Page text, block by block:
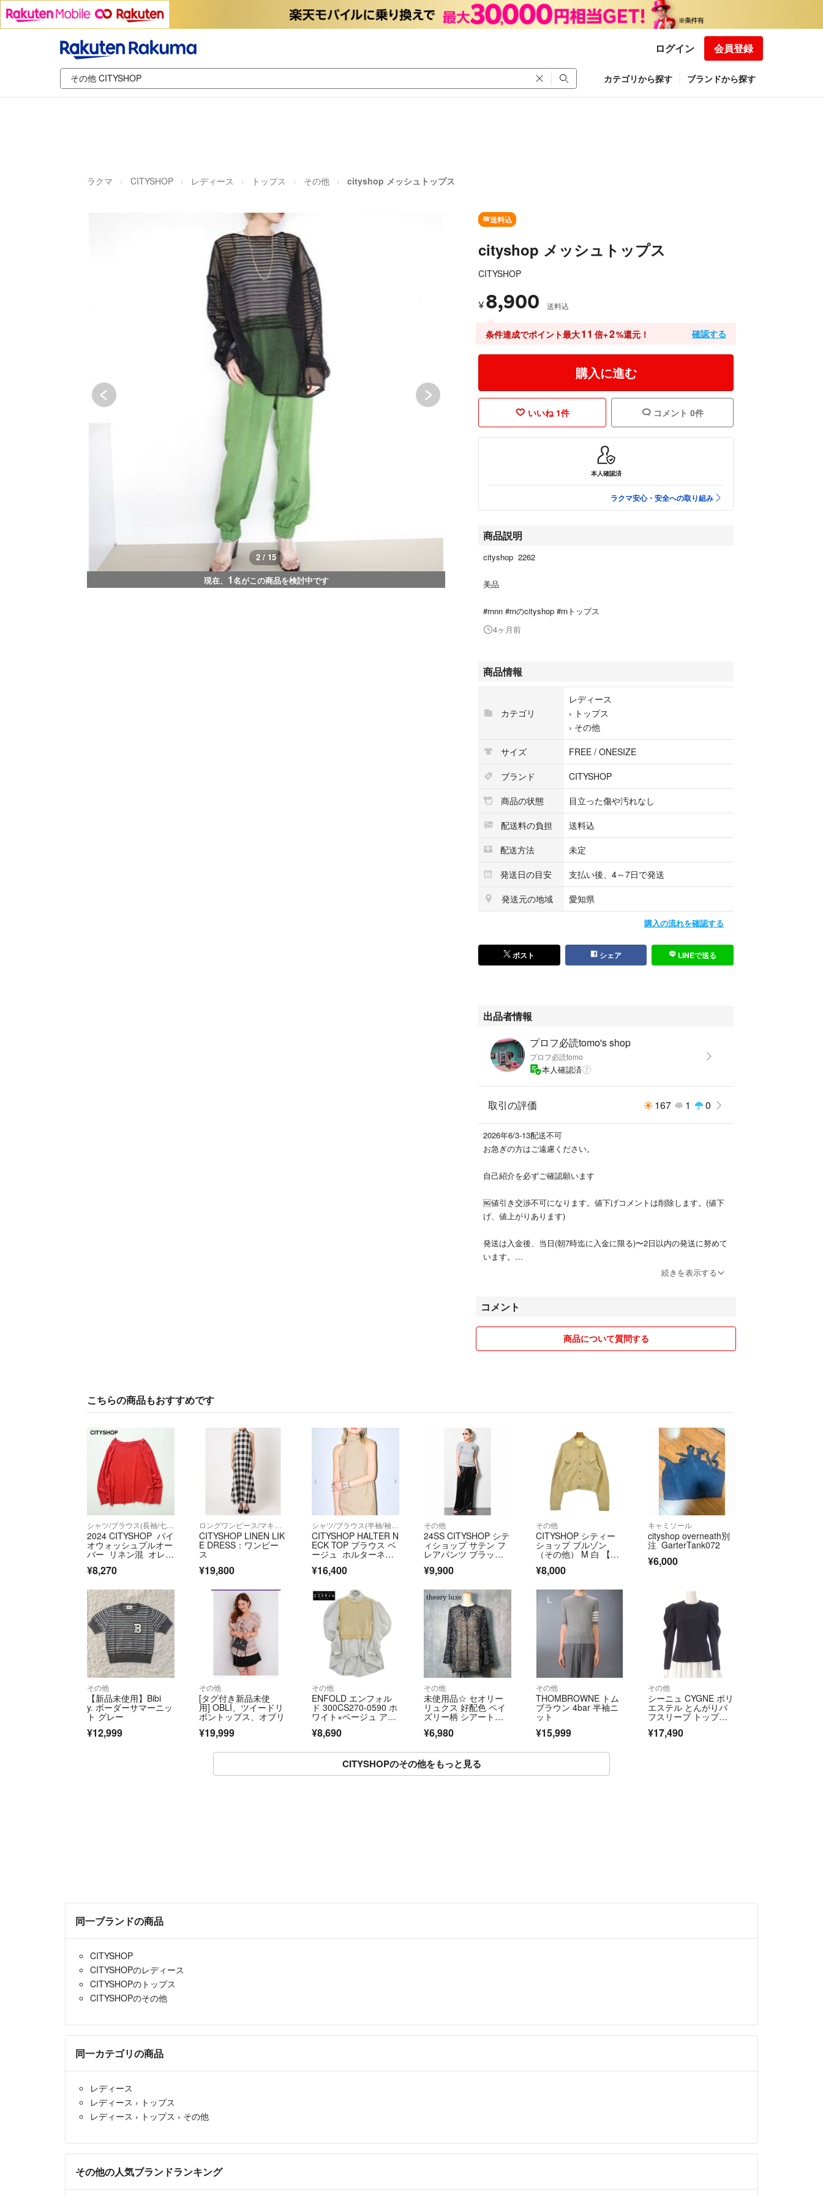
ログイン 会員登録
カテゴリから探す ブランドから探す
ラクマ CITYSHOP レディース トップス その他 cityshop メッシュトップス
2 / 15
現在、 1名がこの商品を検討中です
送料込
cityshop メッシュトップス
CITYSHOP
¥ 8,900 送料込
条件達成でポイント最大11 倍+2%還元！ 確認する
購入に進む
いいね 1件 コメント 0件
本人確認済
ラクマ安心・安全への取り組み
商品説明
cityshop 2262
美品
#rnnn #rnのcityshop #rnトップス
4ヶ月前
商品情報
カテゴリ
レディース
› トップス
› その他
サイズ
FREE / ONESIZE
ブランド
CITYSHOP
商品の状態
目立った傷や汚れなし
配送料の負担
送料込
配送方法
未定
発送日の目安
支払い後、4～7日で発送
発送元の地域
愛知県
購入の流れを確認する
ポスト シェア LINEで送る
出品者情報
プロフ必読tomo's shop
プロフ必読tomo
本人確認済
取引の評価 167 1 0
2026年6/3-13配送不可
お急ぎの方はご遠慮ください。
自己紹介を必ずご確認願います
🆖値引き交渉不可になります。値下げコメントは削除します。(値下
げ、値上がりあります)
発送は入金後、当日(朝7時迄に入金に限る)〜2日以内の発送に努めて
います。
ノークレーム、ノーリターンをご了承頂けました方のみご購入をお願
サイズの多少の誤差はご了承願います。
気づかないヨゴレがある場合がございます、ご了承願います。
自宅保管品につき経年劣化は予めご理解お願い致します。
本文に長期自宅保管と記載の商品は経年劣化がある場合があります、
ます。ご購入後の返品、交換は不可ですので予めご了承ください。
一部商品は遠方保管のため発送には3日〜1週間程かかる場合がござい
ま。
運送事故の場合の責任は負えません。こちらはきちんと発送しており
ます、受取評価をしてもらいます。ご心配な方はプラス料金で宅急便
等に変更致します。その場合ご購入前にコメントをお願いします。
・コメントでやりとりしている途中でも購入してくださる方がみえま
したら、その方が優先になります。
よろしくお願い致します。
続きを表示する
コメント
商品について質問する
こちらの商品もおすすめです
シャツ/ブラウス(長袖/七分)
2024 CITYSHOP バイ
オウォッシュプルオー
バー リネン混 オレン
¥8,270
ロングワンピース/マキシワンピース
CITYSHOP LINEN LIK
E DRESS：ワンピー
ス
¥19,800
シャツ/ブラウス(半袖/袖なし)
CITYSHOP HALTER N
ECK TOP ブラウス ベ
ージュ ホルターネッ
¥16,400
その他
24SS CITYSHOP シテ
ィショップ サテン フ
レアパンツ ブラック 3
¥9,900
その他
CITYSHOP シティー
ショップ ブルゾン
（その他） M 白 【古
料】
¥8,000
キャミソール
cityshop overneath別
注 GarterTank072
¥6,000
その他
【新品未使用】Bibi
y. ボーダーサマーニッ
ト グレー
¥12,999
その他
[タグ付き新品未使
用] OBLI、ツイードリ
ボントップス、オブリ
¥19,999
その他
ENFOLD エンフォル
ド 300CS270-0590 ホ
ワイト×ベージュ アシ
ンメトリーテールカッ
ト シャツブラウス 38
¥8,690
その他
未使用品☆ セオリー
リュクス 好配色 ペイ
ズリー柄 シアートッ
プス 美シルエット
¥6,980
その他
THOMBROWNE トム
ブラウン 4bar 半袖ニ
ット
¥15,999
その他
シーニュ CYGNE ポリ
エステル とんがりパ
フスリーブ トップ
ス 長袖 プルオーバ
ー ブラック 1【中古】
¥17,490
CITYSHOPのその他をもっと見る
同一ブランドの商品
CITYSHOP
CITYSHOPのレディース
CITYSHOPのトップス
CITYSHOPのその他
同一カテゴリの商品
レディース
レディース › トップス
レディース › トップス › その他
その他の人気ブランドランキング